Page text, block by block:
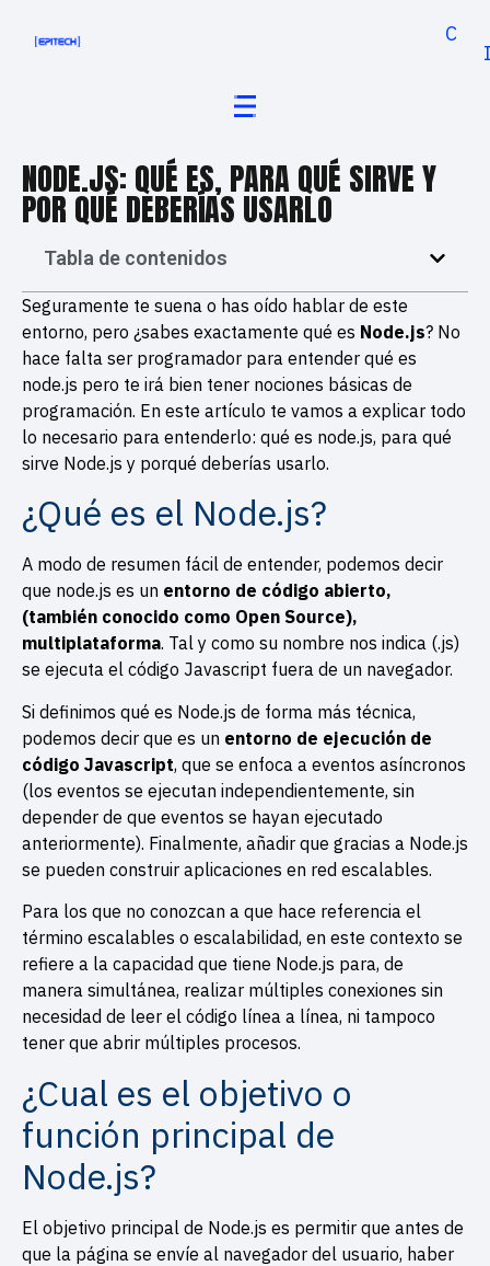
NODE.JS: QUÉ ES, PARA QUÉ SIRVE Y
POR QUÉ DEBERÍAS USARLO
Tabla de contenidos
Seguramente te suena o has oído hablar de este
entorno, pero ¿sabes exactamente qué es Node.js? No
hace falta ser programador para entender qué es
node.js pero te irá bien tener nociones básicas de
programación. En este artículo te vamos a explicar todo
lo necesario para entenderlo: qué es node.js, para qué
sirve Node.js y porqué deberías usarlo.
¿Qué es el Node.js?
A modo de resumen fácil de entender, podemos decir
que node.js es un entorno de código abierto,
(también conocido como Open Source),
multiplataforma. Tal y como su nombre nos indica (.js)
se ejecuta el código Javascript fuera de un navegador.
Si definimos qué es Node.js de forma más técnica,
podemos decir que es un entorno de ejecución de
código Javascript, que se enfoca a eventos asíncronos
(los eventos se ejecutan independientemente, sin
depender de que eventos se hayan ejecutado
anteriormente). Finalmente, añadir que gracias a Node.js
se pueden construir aplicaciones en red escalables.
Para los que no conozcan a que hace referencia el
término escalables o escalabilidad, en este contexto se
refiere a la capacidad que tiene Node.js para, de
manera simultánea, realizar múltiples conexiones sin
necesidad de leer el código línea a línea, ni tampoco
tener que abrir múltiples procesos.
¿Cual es el objetivo o
función principal de
Node.js?
El objetivo principal de Node.js es permitir que antes de
que la página se envíe al navegador del usuario, haber